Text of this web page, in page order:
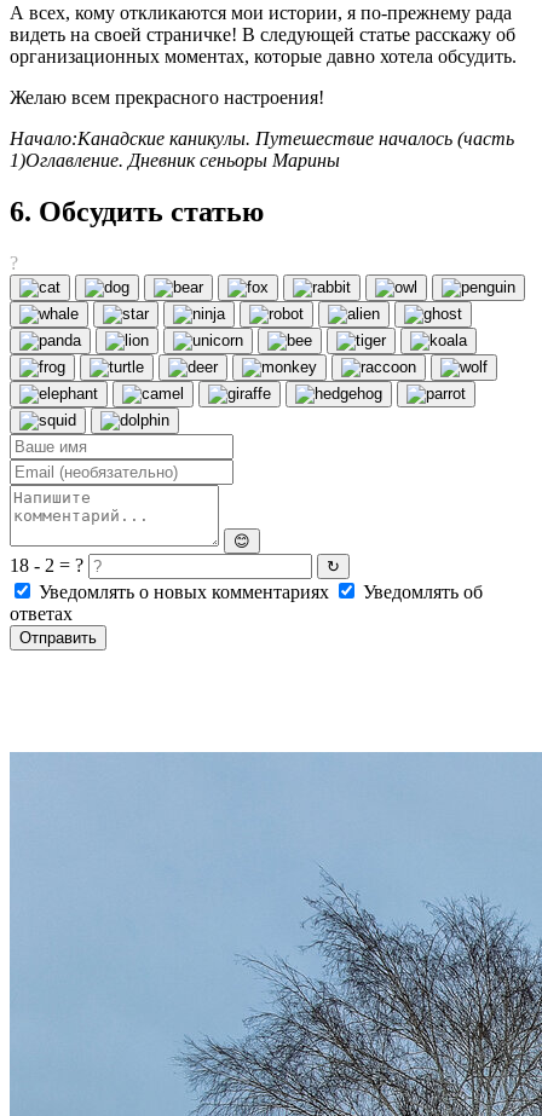
А всех, кому откликаются мои истории, я по-прежнему рада
видеть на своей страничке! В следующей статье расскажу об
организационных моментах, которые давно хотела обсудить.
Желаю всем прекрасного настроения!
Начало:Канадские каникулы. Путешествие началось (часть
1)Оглавление. Дневник сеньоры Марины
6. Обсудить статью
?
😊
18 - 2 = ? ↻
Уведомлять о новых комментариях
Уведомлять об
ответах
Отправить